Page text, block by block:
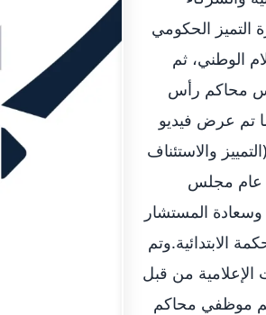
التميز الحكومي
بدأ الاحتفال بالسلام الوطني، ثم
محاكم رأس
تم عرض فيديو
(التمييز والاستئناف
عام مجلس
المستشار
الابتدائية.وتم
الإعلامية من قبل
موظفي محاكم